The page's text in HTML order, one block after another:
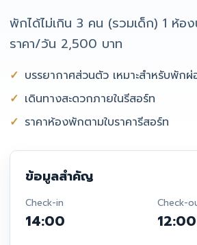
พักได้ไม่เกิน 3 คน (รวมเด็ก) 1 ห้อ
ราคา/วัน 2,500 บาท
บรรยากาศส่วนตัว เหมาะสำหรับพักผ่
เดินทางสะดวกภายในรีสอร์ท
ราคาห้องพักตามใบราคารีสอร์ท
ข้อมูลสำคัญ
Check-in
14:00
Check-
12:00